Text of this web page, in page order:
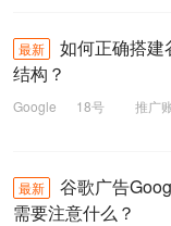
最新
如何正确搭建
结构？
Google 18号 推广
最新
谷歌广告
需要注意什么？